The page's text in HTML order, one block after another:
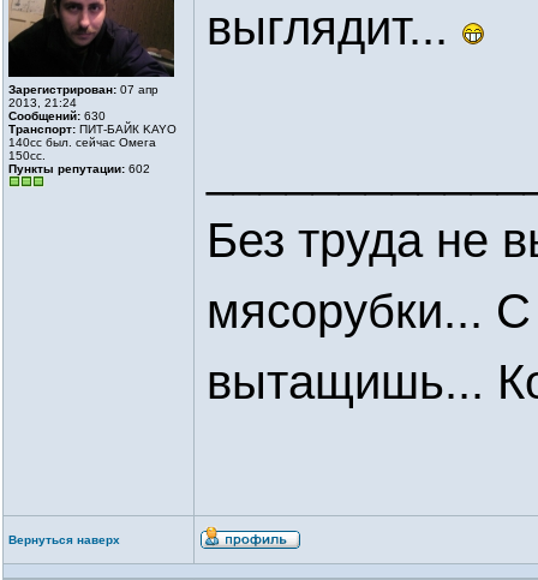
Зарегистрирован: 07 апр
2013, 21:24
Сообщений: 630
Транспорт: ПИТ-БАЙК KAYO
140cc был. сейчас Омега
150сс.
Пункты репутации: 602
выглядит...
Без труда не
мясорубки...
вытащишь...
Вернуться наверх